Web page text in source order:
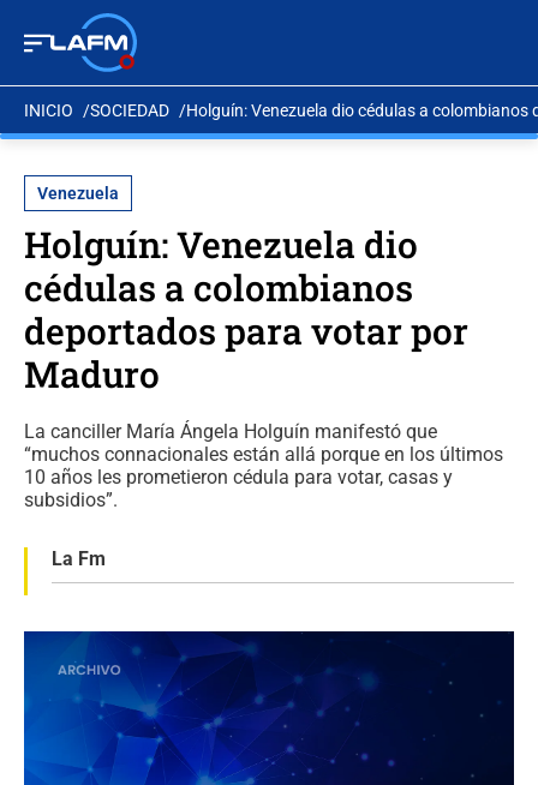
INICIO SOCIEDAD Holguín: Venezuela dio cédulas a
Venezuela
Holguín: Venezuela dio
cédulas a colombianos
deportados para votar por
Maduro
La canciller María Ángela Holguín manifestó que
“muchos connacionales están allá porque en los últimos
10 años les prometieron cédula para votar, casas y
subsidios”.
La Fm